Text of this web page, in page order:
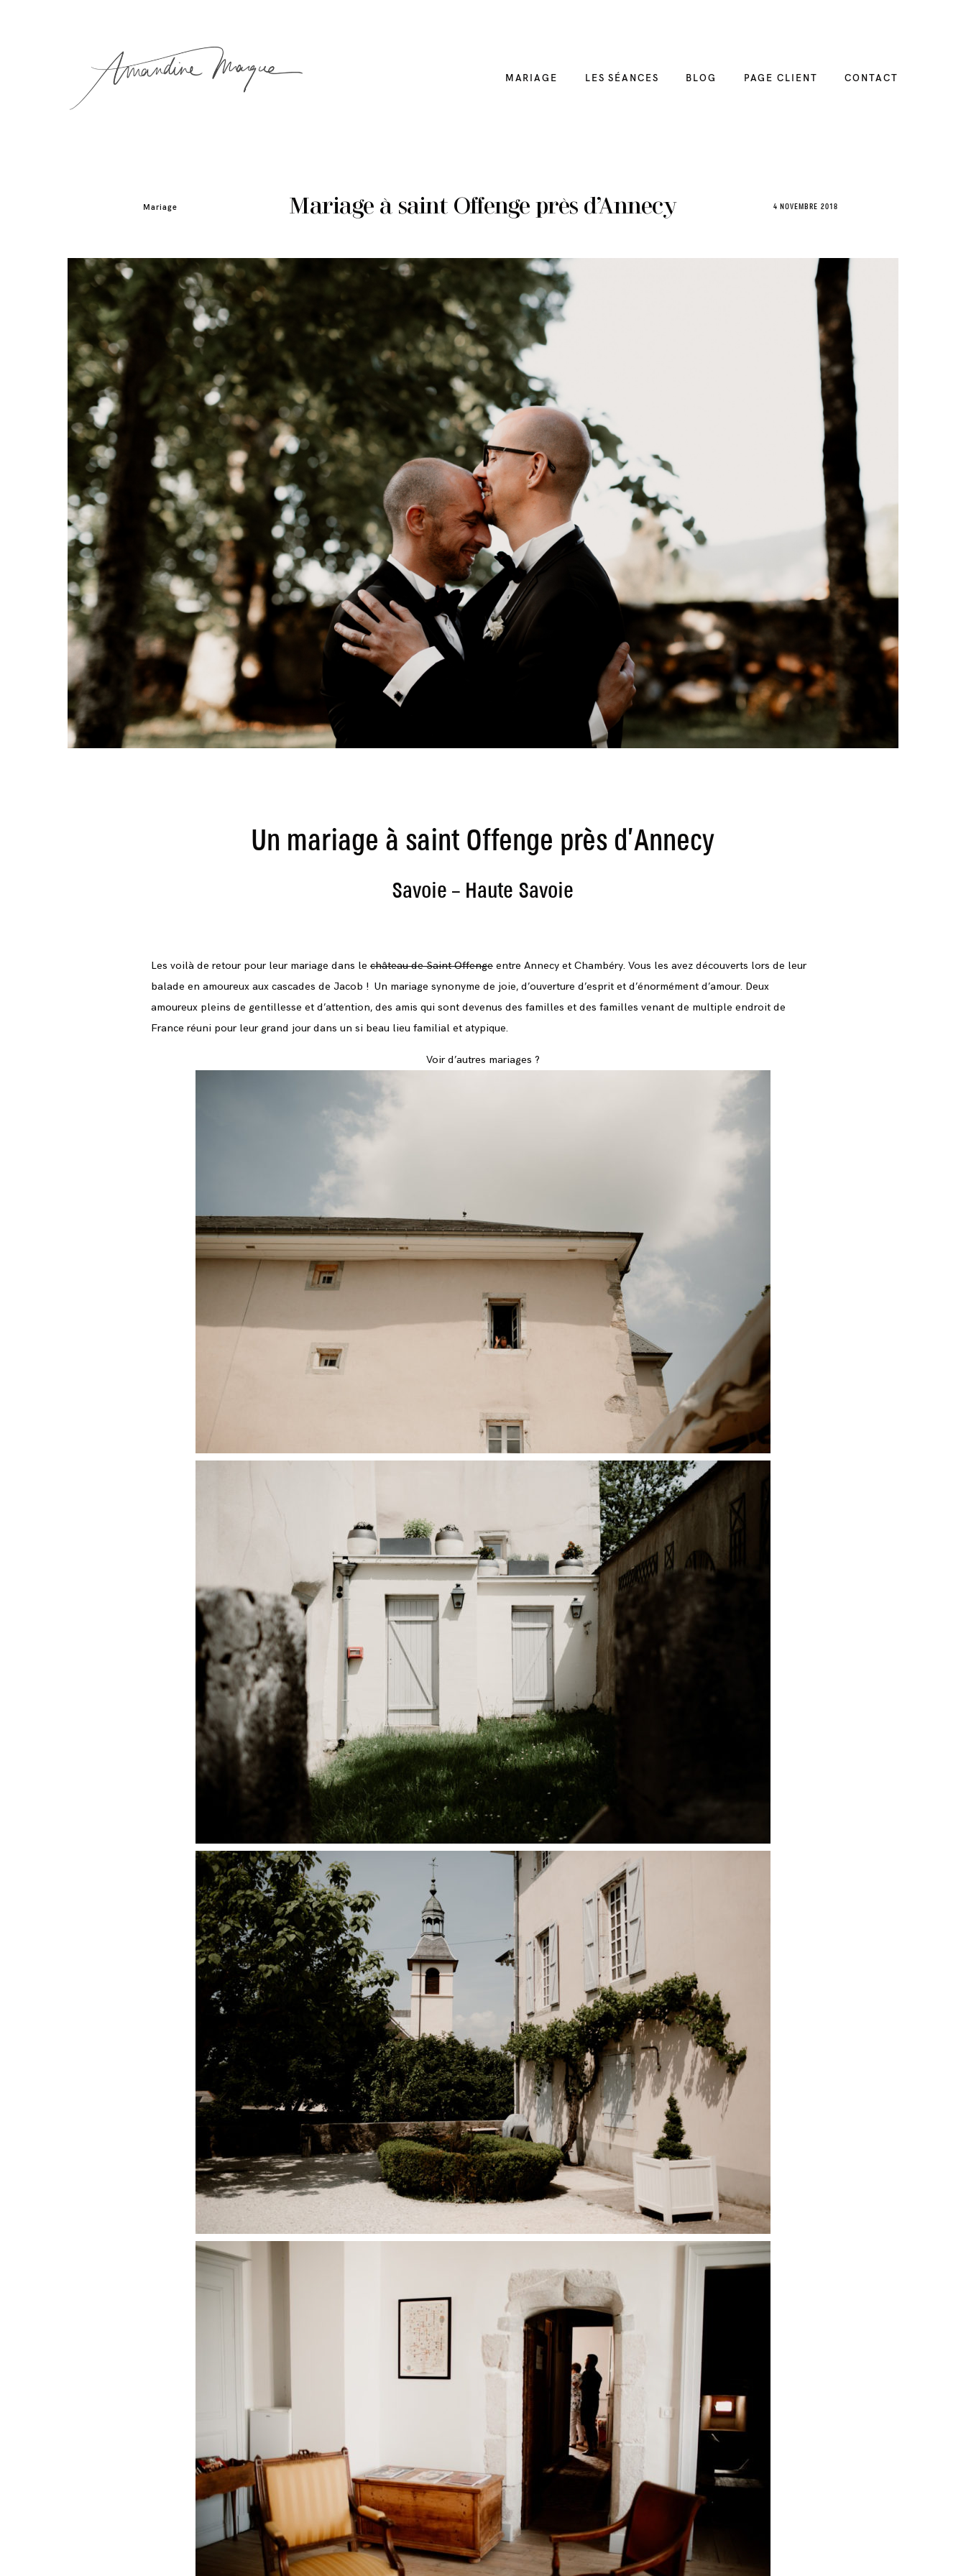
MARIAGE LES SÉANCES BLOG PAGE CLIENT CONTACT
Mariage Mariage à saint Offenge près d’Annecy 4 NOVEMBRE 2018
Un mariage à saint Offenge près d’Annecy
Savoie – Haute Savoie
Les voilà de retour pour leur mariage dans le château de Saint Offengeentre Annecy et Chambéry. Vous les avez découverts lors de leur
balade en amoureux aux cascades de Jacob ! Un mariage synonyme de joie, d’ouverture d’esprit et d’énormément d’amour. Deux
amoureux pleins de gentillesse et d’attention, des amis qui sont devenus des familles et des familles venant de multiple endroit de
France réuni pour leur grand jour dans un si beau lieu familial et atypique.
Voir d’autres mariages ?